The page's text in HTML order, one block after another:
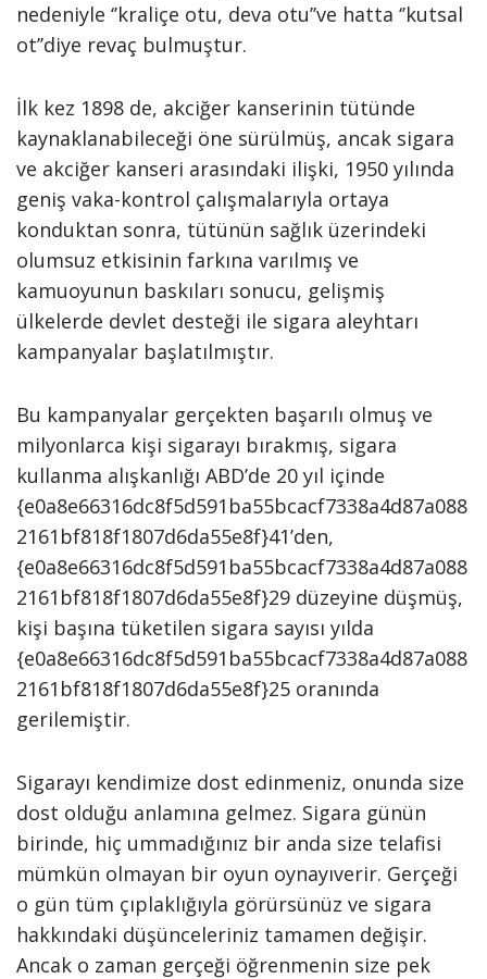
nedeniyle ‘’kraliçe otu, deva otu’’ve hatta ‘’kutsal
ot’’diye revaç bulmuştur.
İlk kez 1898 de, akciğer kanserinin tütünde
kaynaklanabileceği öne sürülmüş, ancak sigara
ve akciğer kanseri arasındaki ilişki, 1950 yılında
geniş vaka-kontrol çalışmalarıyla ortaya
konduktan sonra, tütünün sağlık üzerindeki
olumsuz etkisinin farkına varılmış ve
kamuoyunun baskıları sonucu, gelişmiş
ülkelerde devlet desteği ile sigara aleyhtarı
kampanyalar başlatılmıştır.
Bu kampanyalar gerçekten başarılı olmuş ve
milyonlarca kişi sigarayı bırakmış, sigara
kullanma alışkanlığı ABD’de 20 yıl içinde
{e0a8e66316dc8f5d591ba55bcacf7338a4d87a088
2161bf818f1807d6da55e8f}41’den,
{e0a8e66316dc8f5d591ba55bcacf7338a4d87a088
2161bf818f1807d6da55e8f}29 düzeyine düşmüş,
kişi başına tüketilen sigara sayısı yılda
{e0a8e66316dc8f5d591ba55bcacf7338a4d87a088
2161bf818f1807d6da55e8f}25 oranında
gerilemiştir.
Sigarayı kendimize dost edinmeniz, onunda size
dost olduğu anlamına gelmez. Sigara günün
birinde, hiç ummadığınız bir anda size telafisi
mümkün olmayan bir oyun oynayıverir. Gerçeği
o gün tüm çıplaklığıyla görürsünüz ve sigara
hakkındaki düşünceleriniz tamamen değişir.
Ancak o zaman gerçeği öğrenmenin size pek